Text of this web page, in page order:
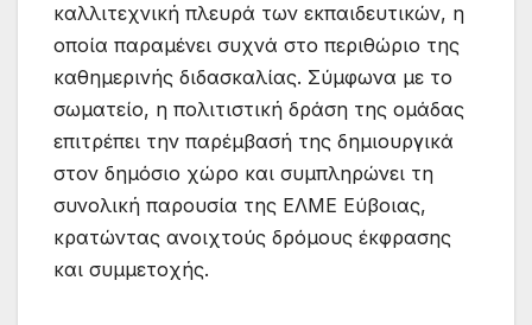
καλλιτεχνική πλευρά των εκπαιδευτικών, η
οποία παραμένει συχνά στο περιθώριο της
καθημερινής διδασκαλίας. Σύμφωνα με το
σωματείο, η πολιτιστική δράση της ομάδας
επιτρέπει την παρέμβασή της δημιουργικά
στον δημόσιο χώρο και συμπληρώνει τη
συνολική παρουσία της ΕΛΜΕ Εύβοιας,
κρατώντας ανοιχτούς δρόμους έκφρασης
και συμμετοχής.